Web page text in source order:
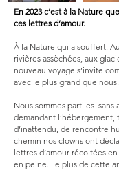
En 2023 c’est à la Nature
ces lettres d’amour.
À la Nature qui a souffert.
rivières assèchées, aux
nouveau voyage s’invite
avec le plus grand que nous.
Nous sommes parti.es sans
demandant l’hébergement,
d’inattendu, de rencontre
chemin nos clowns ont
lettres d’amour récoltées
en peine. Le plus de cette